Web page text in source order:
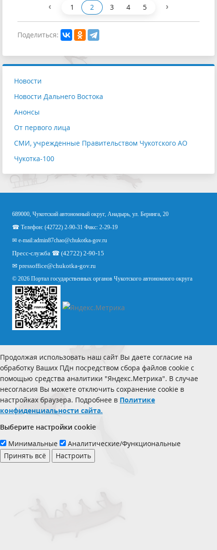
‹ 1 2 3 4 5 ›
Поделиться:
Новости
Новости Дальнего Востока
Анонсы
От первого лица
СМИ, учрежденные Правительством Чукотского АО
Чукотка-100
689000, Чукотский автономный округ, Анадырь, ул. Беринга, 20
☎ Телефон: (42722) 2-90-31 Факс: 2-29-19
✉ e-mail:admin87chao@chukotka-gov.ru
Пресс-служба ☎ (42722) 2-90-15
✉ pressoffice@chukotka-gov.ru
© 2026 Портал государственных органов Чукотского автономного округа
Продолжая использовать наш сайт Вы даете согласие на
обработку Ваших ПДн посредством сбора файлов cookie с
помощью средства аналитики "Яндекс.Метрика". В случае
несогласия Вы можете отключить сохранение cookie в
настройках браузера. Подробнее в Политике
конфиденциальности сайта.
Выберите настройки cookie
Минимальные
Аналитические/Функциональные
Принять всё
Настроить